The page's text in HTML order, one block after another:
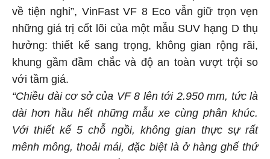
về tiện nghi”, VinFast VF 8 Eco vẫn giữ trọn vẹn
những giá trị cốt lõi của một mẫu SUV hạng D thụ
hưởng: thiết kế sang trọng, không gian rộng rãi,
khung gầm đầm chắc và độ an toàn vượt trội so
với tầm giá.
“Chiều dài cơ sở của VF 8 lên tới 2.950 mm, tức là
dài hơn hầu hết những mẫu xe cùng phân khúc.
Với thiết kế 5 chỗ ngồi, không gian thực sự rất
mênh mông, thoải mái, đặc biệt là ở hàng ghế thứ